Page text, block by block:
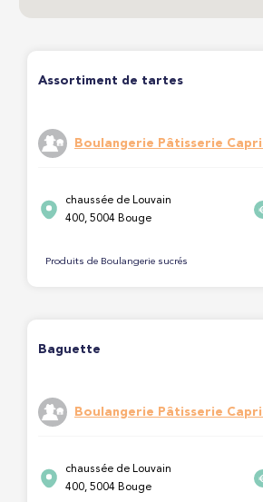
Assortiment de tartes
Boulangerie Pâtisserie
chaussée de Louvain
400, 5004 Bouge
Produits de Boulangerie sucrés
Baguette
Boulangerie Pâtisserie
chaussée de Louvain
400, 5004 Bouge